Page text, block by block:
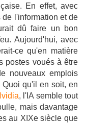
En effet, avec
de l'information et de
dû faire un bon
Aujourd'hui, avec
ce qu'en matière
postes voués à être
nouveaux emplois
qu'il en soit, en
, l'IA semble tout
mais davantage
au XIXe siècle que